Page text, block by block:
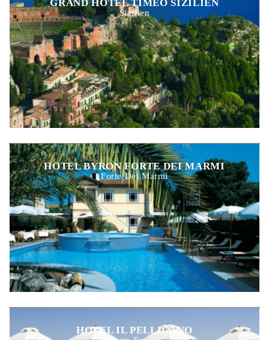
GRAND HOTEL TIMEO SIZILIEN
Sizilien
HOTEL BYRON FORTE DEI MARMI
Forte Dei Marmi
HOTEL IL PELLICANO